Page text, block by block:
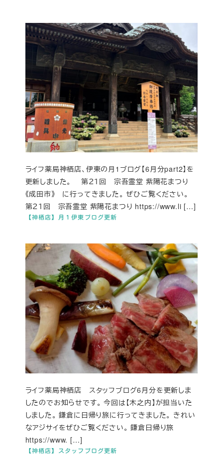
【神栖店】月１伊東ブログ更新
ライフ薬局神栖店、伊東の月1ブログ【6月分part2】を
更新しました。 第２１回 宗吾霊堂 紫陽花まつり
《成田市》 に行ってきました。 ぜひご覧ください。
第２１回 宗吾霊堂 紫陽花まつり https://www.li […]
【神栖店】スタッフブログ更新
ライフ薬局神栖店 スタッフブログ6月分を更新しま
したのでお知らせです。 今回は【木之内】が担当いた
しました。 鎌倉に日帰り旅に行ってきました。 きれい
なアジサイをぜひご覧ください。 鎌倉日帰り旅
https://www. […]